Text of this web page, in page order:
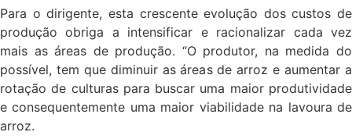
Para o dirigente, esta crescente evolução dos custos de
produção obriga a intensificar e racionalizar cada vez
mais as áreas de produção. “O produtor, na medida do
possível, tem que diminuir as áreas de arroz e aumentar a
rotação de culturas para buscar uma maior produtividade
e consequentemente uma maior viabilidade na lavoura de
arroz.